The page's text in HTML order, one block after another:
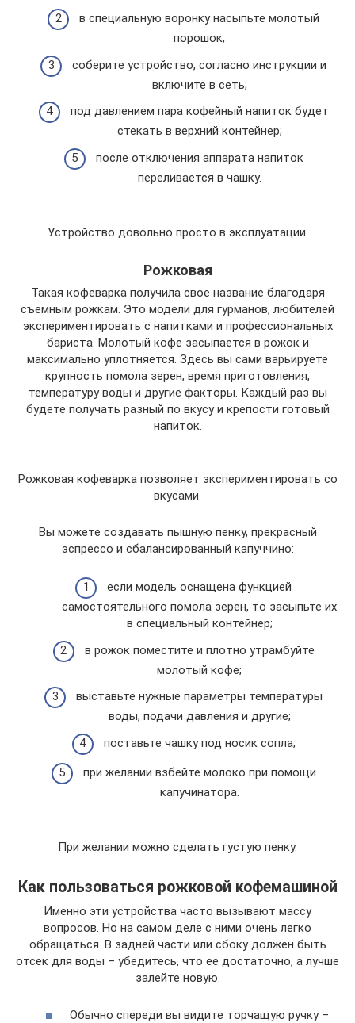
в специальную воронку насыпьте молотый
порошок;
соберите устройство, согласно инструкции и
включите в сеть;
под давлением пара кофейный напиток будет
стекать в верхний контейнер;
после отключения аппарата напиток
переливается в чашку.
Устройство довольно просто в эксплуатации.
Рожковая
Такая кофеварка получила свое название благодаря
съемным рожкам. Это модели для гурманов, любителей
экспериментировать с напитками и профессиональных
бариста. Молотый кофе засыпается в рожок и
максимально уплотняется. Здесь вы сами варьируете
крупность помола зерен, время приготовления,
температуру воды и другие факторы. Каждый раз вы
будете получать разный по вкусу и крепости готовый
напиток.
Рожковая кофеварка позволяет экспериментировать со
вкусами.
Вы можете создавать пышную пенку, прекрасный
эспрессо и сбалансированный капуччино:
если модель оснащена функцией
самостоятельного помола зерен, то засыпьте их
в специальный контейнер;
в рожок поместите и плотно утрамбуйте
молотый кофе;
выставьте нужные параметры температуры
воды, подачи давления и другие;
поставьте чашку под носик сопла;
при желании взбейте молоко при помощи
капучинатора.
При желании можно сделать густую пенку.
Как пользоваться рожковой кофемашиной
Именно эти устройства часто вызывают массу
вопросов. Но на самом деле с ними очень легко
обращаться. В задней части или сбоку должен быть
отсек для воды – убедитесь, что ее достаточно, а лучше
залейте новую.
Обычно спереди вы видите торчащую ручку –